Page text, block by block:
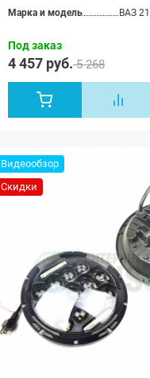
Марка и модель
Под заказ
4 457 руб.5 268
Видеообзор
Скидки